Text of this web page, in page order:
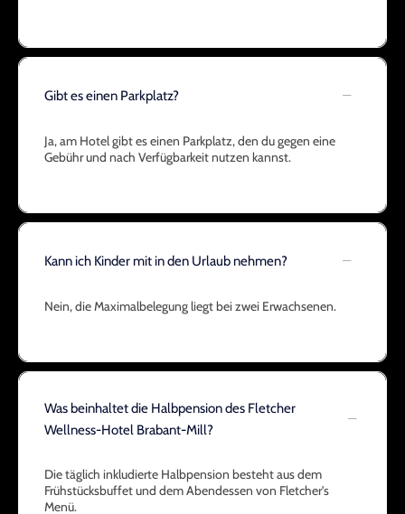
Gibt es einen Parkplatz?
Ja, am Hotel gibt es einen Parkplatz, den du gegen eine
Gebühr und nach Verfügbarkeit nutzen kannst.
Kann ich Kinder mit in den Urlaub nehmen?
Nein, die Maximalbelegung liegt bei zwei Erwachsenen.
Was beinhaltet die Halbpension des Fletcher
Wellness-Hotel Brabant-Mill?
Die täglich inkludierte Halbpension besteht aus dem
Frühstücksbuffet und dem Abendessen von Fletcher's
Menü.